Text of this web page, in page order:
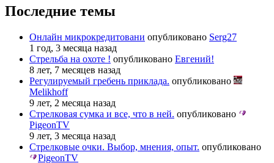
Последние темы
Онлайн микрокредитовани опубликовано Serg27
1 год, 3 месяца назад
Стрельба на охоте ! опубликовано Евгений!
8 лет, 7 месяцев назад
Регулируемый гребень приклада. опубликовано
Melikhoff
9 лет, 2 месяца назад
Стрелковая сумка и все, что в ней. опубликовано
PigeonTV
9 лет, 3 месяца назад
Стрелковые очки. Выбор, мнения, опыт. опубликовано
PigeonTV